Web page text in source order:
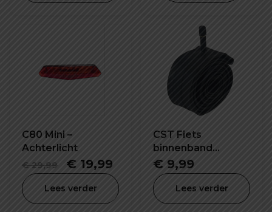
C80 Mini –
Achterlicht
€29,99
Oorspronkelijke
prijs
was:
€ 19,99 Huidige
prijs
is:
Lees verder
CST Fiets
binnenband
26X2.2/2.5 inch SV-
48mm
€ 9,99
Lees verder